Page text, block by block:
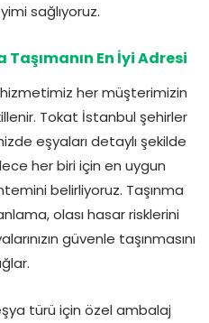
sağlıyoruz.
En İyi Adresi
her müşterimizin
Tokat İstanbul şehirler
eşyaları detaylı şekilde
her biri için en uygun
belirliyoruz. Taşınma
olası hasar risklerini
güvenle taşınmasını
türü için özel ambalaj